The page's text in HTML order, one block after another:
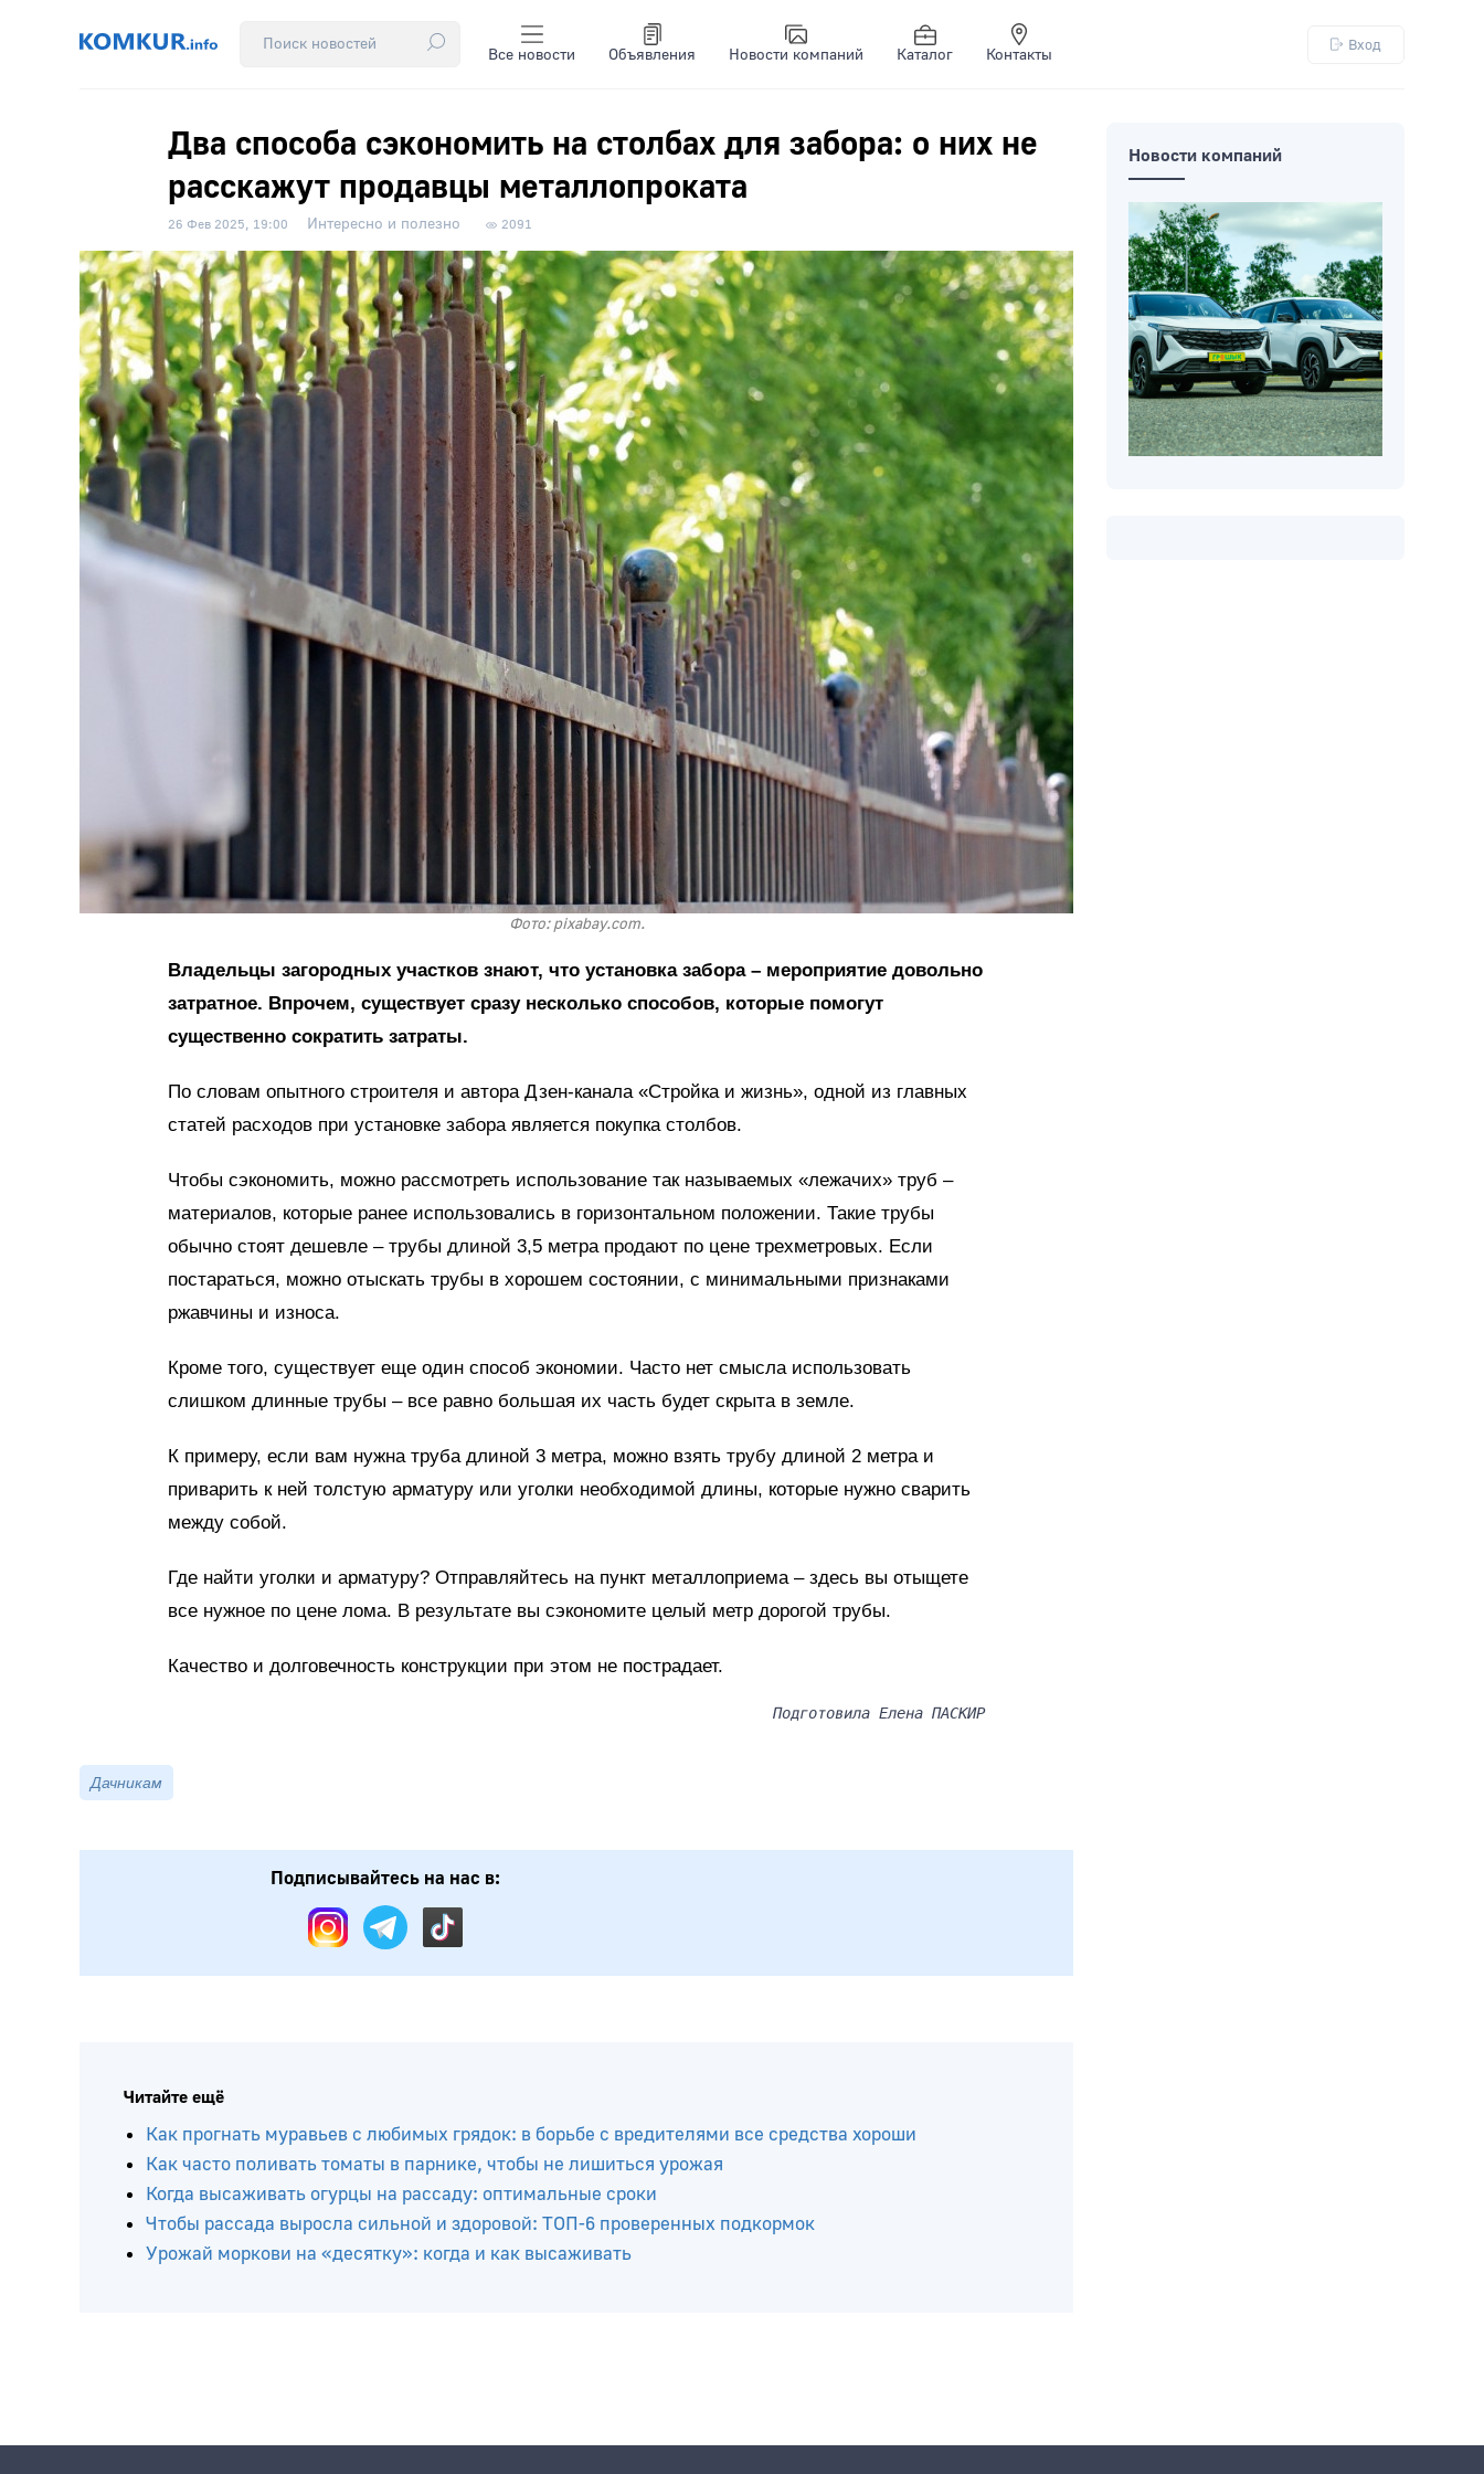
Все новости Объявления Новости компаний Каталог Контакты
Вход
Два способа сэкономить на столбах для забора: о них не
расскажут продавцы металлопроката
26 Фев 2025, 19:00 Интересно и полезно 2091
Фото: pixabay.com.
Владельцы загородных участков знают, что установка забора – мероприятие довольно
затратное. Впрочем, существует сразу несколько способов, которые помогут
существенно сократить затраты.
По словам опытного строителя и автора Дзен-канала «Стройка и жизнь», одной из главных
статей расходов при установке забора является покупка столбов.
Чтобы сэкономить, можно рассмотреть использование так называемых «лежачих» труб –
материалов, которые ранее использовались в горизонтальном положении. Такие трубы
обычно стоят дешевле – трубы длиной 3,5 метра продают по цене трехметровых. Если
постараться, можно отыскать трубы в хорошем состоянии, с минимальными признаками
ржавчины и износа.
Кроме того, существует еще один способ экономии. Часто нет смысла использовать
слишком длинные трубы – все равно большая их часть будет скрыта в земле.
К примеру, если вам нужна труба длиной 3 метра, можно взять трубу длиной 2 метра и
приварить к ней толстую арматуру или уголки необходимой длины, которые нужно сварить
между собой.
Где найти уголки и арматуру? Отправляйтесь на пункт металлоприема – здесь вы отыщете
все нужное по цене лома. В результате вы сэкономите целый метр дорогой трубы.
Качество и долговечность конструкции при этом не пострадает.
Подготовила Елена ПАСКИР
Дачникам
Подписывайтесь на нас в:
Читайте ещё
Как прогнать муравьев с любимых грядок: в борьбе с вредителями все средства хороши
Как часто поливать томаты в парнике, чтобы не лишиться урожая
Новости компаний